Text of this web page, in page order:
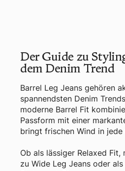
Der Guide zu
dem Denim Trend
Barrel Leg Jeans gehören
spannendsten Denim
moderne Barrel Fit
Passform mit einer
bringt frischen Wind in jede
Ob als lässiger Relaxed
zu Wide Leg Jeans oder